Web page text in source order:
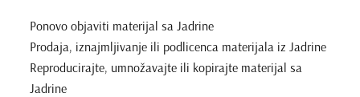
Ponovo objaviti materijal sa Jadrine
Prodaja, iznajmljivanje ili podlicenca materijala iz Jadrine
Reproducirajte, umnožavajte ili kopirajte materijal sa
Jadrine